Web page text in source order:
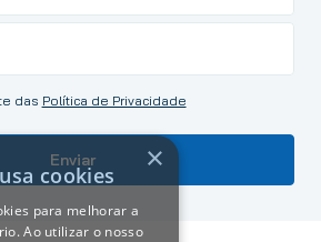
das Política de Privacidade
Enviar ×
cookies
para melhorar a
Ao utilizar o nosso